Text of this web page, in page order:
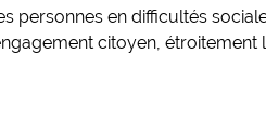
personnes en difficultés
citoyen, étroitement